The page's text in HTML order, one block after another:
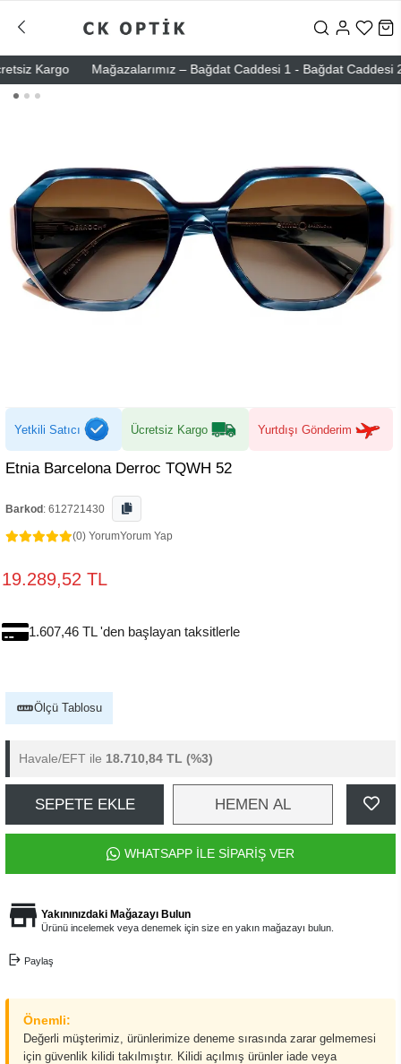
Kargo Mağazalarımız – Bağdat Caddesi 1 - Bağdat Caddesi 2 -
Yetkili Satıcı Ücretsiz Kargo Yurtdışı Gönderim
Etnia Barcelona Derroc TQWH 52
Barkod : 612721430
(0) YorumYorum Yap
19.289,52 TL
1.607,46 TL 'den başlayan taksitlerle
Ölçü Tablosu
Havale/EFT ile 18.710,84 TL (%3)
SEPETE EKLE HEMEN AL
WHATSAPP İLE SİPARİŞ VER
Yakınınızdaki Mağazayı Bulun
Ürünü incelemek veya denemek için size en yakın mağazayı bulun.
Paylaş
Önemli:
Değerli müşterimiz, ürünlerimize deneme sırasında zarar gelmemesi
için güvenlik kilidi takılmıştır. Kilidi açılmış ürünler iade veya